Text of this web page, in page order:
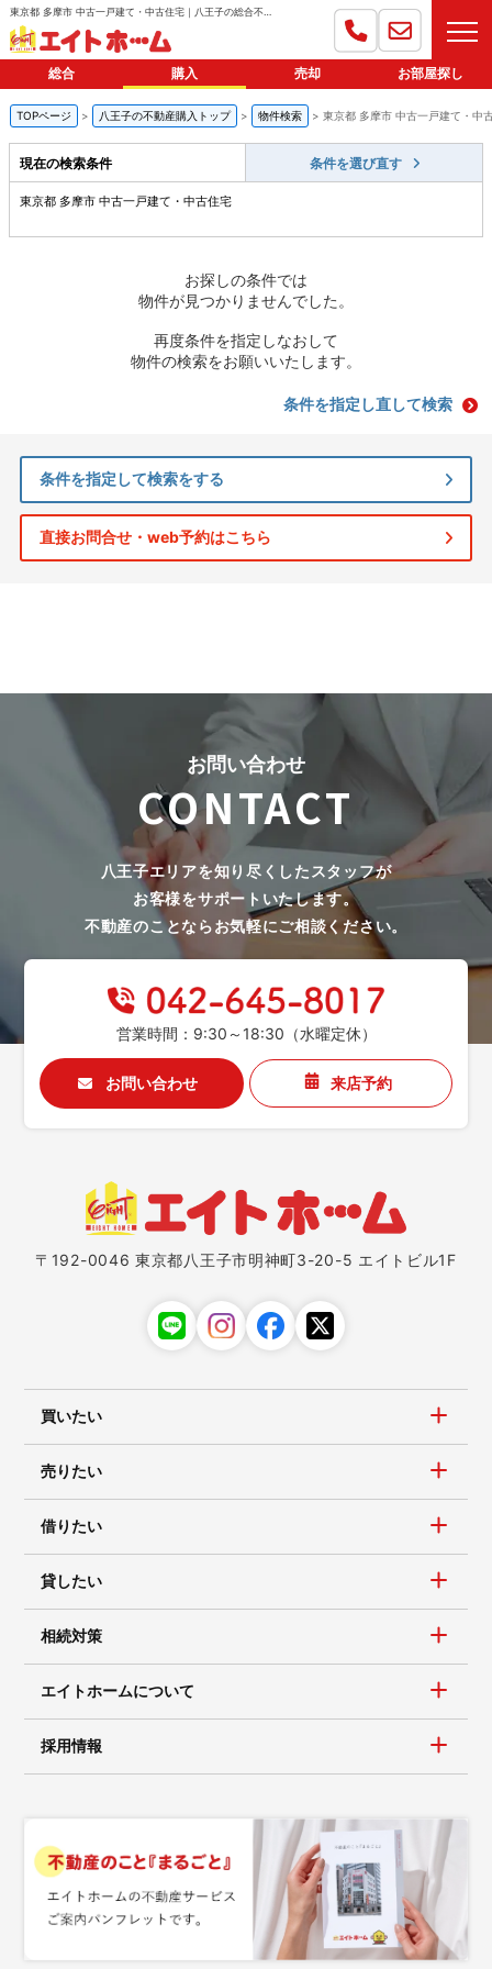
東京都 多摩市 中古一戸建て・中古住宅｜八王子の総合不動産会社｜エイトホーム
総合 購入 売却 お部屋探し
TOPページ 八王子の不動産購入トップ 物件検索 東京都 多摩市 中古一戸建て・中
現在の検索条件 条件を選び直す
東京都 多摩市 中古一戸建て・中古住宅
お探しの条件では
物件が見つかりませんでした。
再度条件を指定しなおして
物件の検索をお願いいたします。
条件を指定し直して検索
条件を指定して検索をする
直接お問合せ・web予約はこちら
お問い合わせ
CONTACT
八王子エリアを知り尽くしたスタッフが
お客様をサポートいたします。
不動産のことならお気軽にご相談ください。
営業時間：9:30～18:30（水曜定休）
お問い合わせ 来店予約
〒192-0046 東京都八王子市明神町3-20-5 エイトビル1F
買いたい
売りたい
借りたい
貸したい
相続対策
エイトホームについて
採用情報